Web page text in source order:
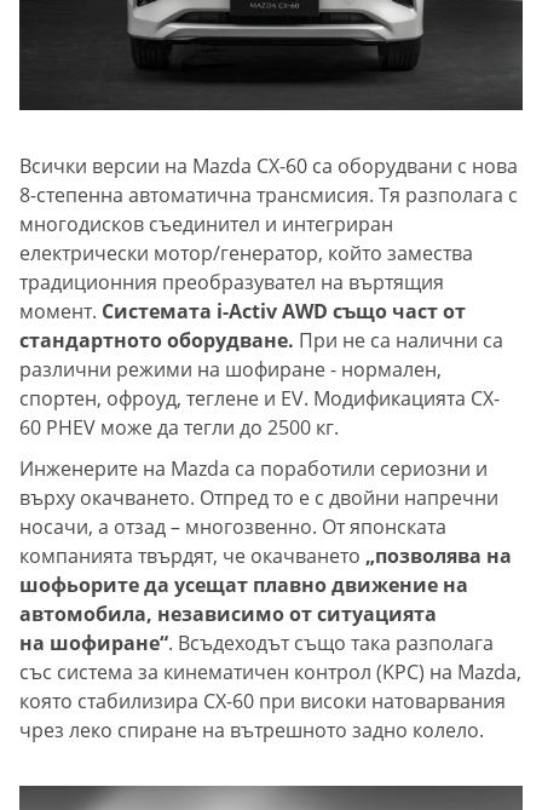
Всички версии на Mazda CX-60 са оборудвани с нова
8-степенна автоматична трансмисия. Тя разполага с
многодисков съединител и интегриран
електрически мотор/генератор, който замества
традиционния преобразувател на въртящия
момент. Системата i-Activ AWD също част от
стандартното оборудване. При не са налични са
различни режими на шофиране - нормален,
спортен, офроуд, теглене и EV. Модификацията CX-
60 PHEV може да тегли до 2500 кг.
Инженерите на Mazda са поработили сериозни и
върху окачването. Отпред то е с двойни напречни
носачи, а отзад – многозвенно. От японската
компанията твърдят, че окачването „позволява на
шофьорите да усещат плавно движение на
автомобила, независимо от ситуацията
на шофиране“. Всъдеходът също така разполага
със система за кинематичен контрол (KPC) на Mazda,
която стабилизира CX-60 при високи натоварвания
чрез леко спиране на вътрешното задно колело.